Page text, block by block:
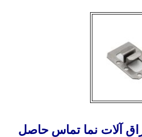
نما تماس حاصل